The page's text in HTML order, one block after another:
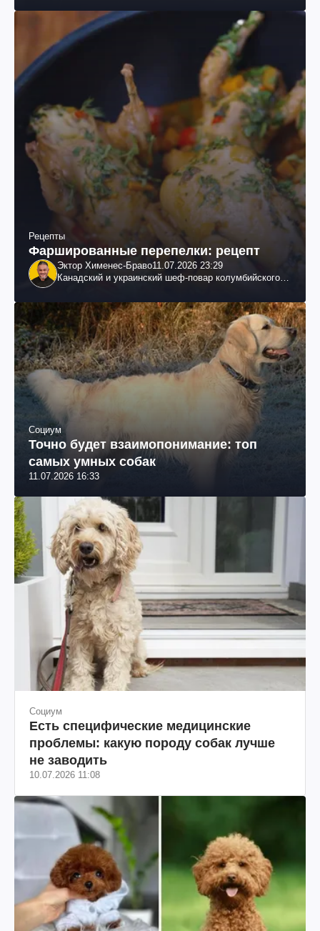
Рецепты
Фаршированные перепелки: рецепт
Эктор Хименес-Браво11.07.2026 23:29
Канадский и украинский шеф-повар колумбийского
Социум
Точно будет взаимопонимание: топ
самых умных собак
11.07.2026 16:33
Социум
Есть специфические медицинские
проблемы: какую породу собак лучше
не заводить
10.07.2026 11:08